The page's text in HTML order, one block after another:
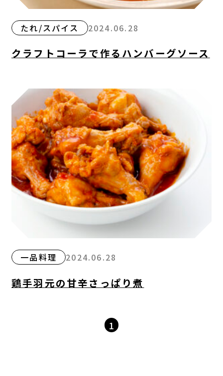
たれ/スパイス 2024.06.28
クラフトコーラで作るハンバーグソース
一品料理 2024.06.28
鶏手羽元の甘辛さっぱり煮
1